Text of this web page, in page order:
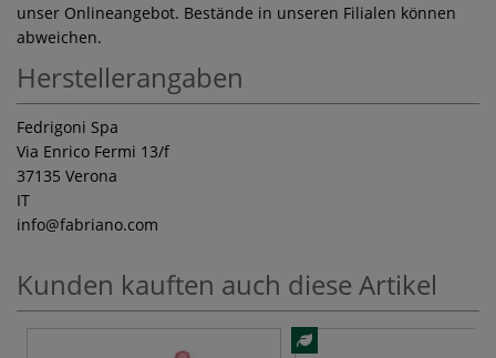
unser Onlineangebot. Bestände in unseren Filialen können
abweichen.
Herstellerangaben
Fedrigoni Spa
Via Enrico Fermi 13/f
37135 Verona
IT
info@fabriano.com
Kunden kauften auch diese Artikel